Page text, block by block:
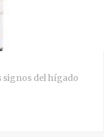
signos del hígado